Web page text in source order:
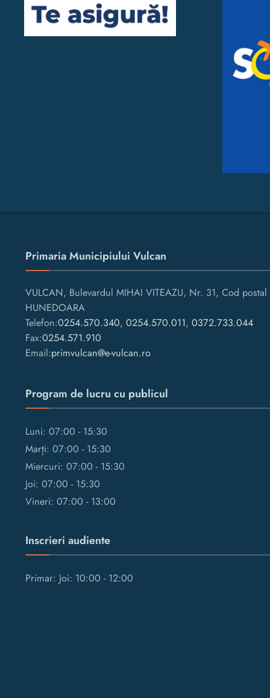
Primaria Municipiului Vulcan
VULCAN, Bulevardul MIHAI VITEAZU, Nr. 31, Cod
HUNEDOARA
Telefon:0254.570.340, 0254.570.011, 0372.733.044
Fax:0254.571.910
Email:primvulcan@e-vulcan.ro
Program de lucru cu publicul
Luni: 07:00 - 15:30
Marți: 07:00 - 15:30
Miercuri: 07:00 - 15:30
Joi: 07:00 - 15:30
Vineri: 07:00 - 13:00
Inscrieri audiente
Primar: Joi: 10:00 - 12:00